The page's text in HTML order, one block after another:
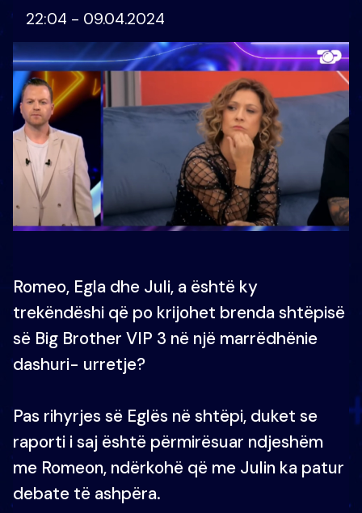
22:04 - 09.04.2024
Romeo, Egla dhe Juli, a është ky
trekëndëshi që po krijohet brenda shtëpisë
së Big Brother VIP 3 në një marrëdhënie
dashuri- urretje?
Pas rihyrjes së Eglës në shtëpi, duket se
raporti i saj është përmirësuar ndjeshëm
me Romeon, ndërkohë që me Julin ka patur
debate të ashpëra.